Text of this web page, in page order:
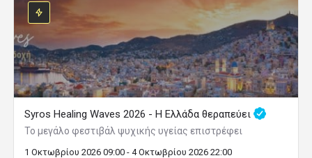
Syros Healing Waves 2026 - Η Ελλάδα θεραπεύει
Το μεγάλο φεστιβάλ ψυχικής υγείας επιστρέφει
1 Οκτωβρίου 2026 09:00 - 4 Οκτωβρίου 2026 22:00